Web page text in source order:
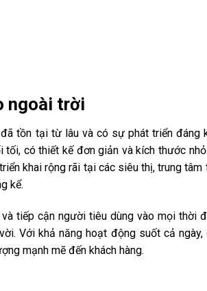
ngoài trời
tồn tại từ lâu và có sự phát triển đáng
có thiết kế đơn giản và kích thước
khai rộng rãi tại các siêu thị, trung tâm
kể.
tiếp cận người tiêu dùng vào mọi thời
Với khả năng hoạt động suốt cả
mạnh mẽ đến khách hàng.